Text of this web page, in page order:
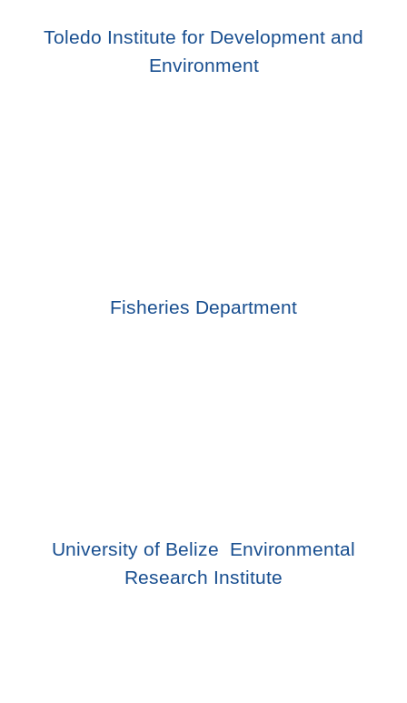
Toledo Institute for Development and
Environment
Fisheries Department
University of Belize  Environmental
Research Institute